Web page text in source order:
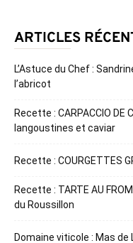
ARTICLES
L’Astuce du Chef :
l’abricot
Recette : CARPACCIO DE
langoustines et caviar
Recette : COURGETTES
Recette : TARTE AU
du Roussillon
Domaine viticole : Mas de